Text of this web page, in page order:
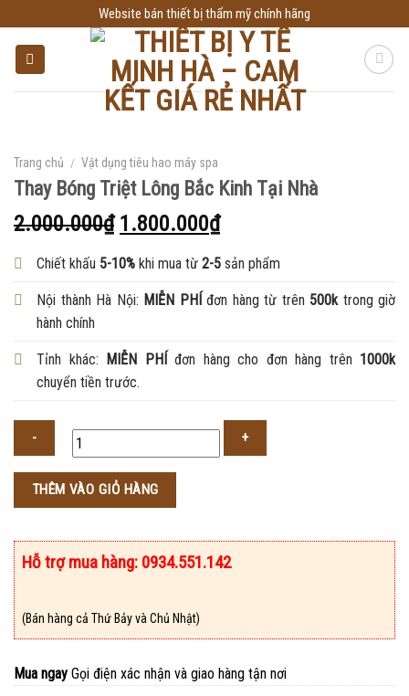
to
content
Website bán thiết bị thẩm mỹ chính hãng
Trang chủ / Vật dụng tiêu hao máy spa
Thay Bóng Triệt Lông Bắc Kinh Tại Nhà
2.000.000₫ 1.800.000₫
Chiết khấu 5-10% khi mua từ 2-5 sản phẩm
Nội thành Hà Nội: MIỄN PHÍđơn hàng từ trên 500k trong giờ
hành chính
Tỉnh khác: MIỄN PHÍđơn hàng cho đơn hàng trên 1000k
chuyển tiền trước.
THÊM VÀO GIỎ HÀNG
Hỗ trợ mua hàng: 0934.551.142
(Bán hàng cả Thứ Bảy và Chủ Nhật)
Mua ngay Gọi điện xác nhận và giao hàng tận nơi